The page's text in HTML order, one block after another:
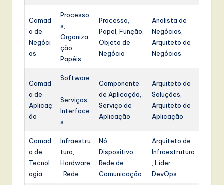
Camad
a de
Negóci
os
Processo
s,
Organiza
ção,
Papéis
Processo,
Papel, Função,
Objeto de
Negócio
Analista de
Negócios,
Arquiteto de
Negócios
Camad
a de
Aplicaç
ão
Software
Serviços,
Interface
s
Componente
de Aplicação,
Serviço de
Aplicação
Arquiteto de
Soluções,
Arquiteto de
Aplicação
Camad
a de
Tecnol
ogia
Infraestru
tura,
Hardware
, Rede
Nó,
Dispositivo,
Rede de
Comunicação
Arquiteto de
Infraestrutura
, Líder
DevOps